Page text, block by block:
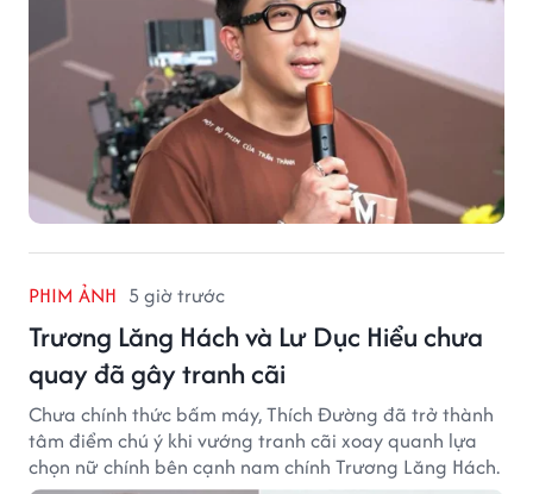
PHIM ẢNH 5 giờ trước
Trương Lăng Hách và Lư Dục Hiểu chưa
quay đã gây tranh cãi
Chưa chính thức bấm máy, Thích Đường đã trở thành
tâm điểm chú ý khi vướng tranh cãi xoay quanh lựa
chọn nữ chính bên cạnh nam chính Trương Lăng Hách.